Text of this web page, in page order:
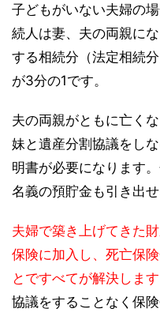
子どもがいない夫婦の
続人は妻、夫の両親に
する相続分（法定相続
が3分の1です。
夫の両親がともに亡く
妹と遺産分割協議をし
明書が必要になります
名義の預貯金も引き出せ
夫婦で築き上げてきた
保険に加入し、死亡保
とですべてが解決します
協議をすることなく保